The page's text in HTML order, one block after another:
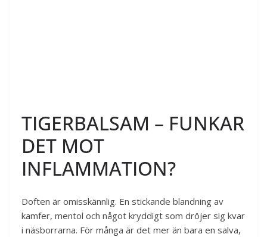
TIGERBALSAM – FUNKAR
DET MOT
INFLAMMATION?
Doften är omisskännlig. En stickande blandning av
kamfer, mentol och något kryddigt som dröjer sig kvar
i näsborrarna. För många är det mer än bara en salva,